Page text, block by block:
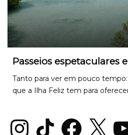
Passeios espetaculares
Tanto para ver em pouco
que a Ilha Feliz tem para
InstagramTikTok Facebook
X